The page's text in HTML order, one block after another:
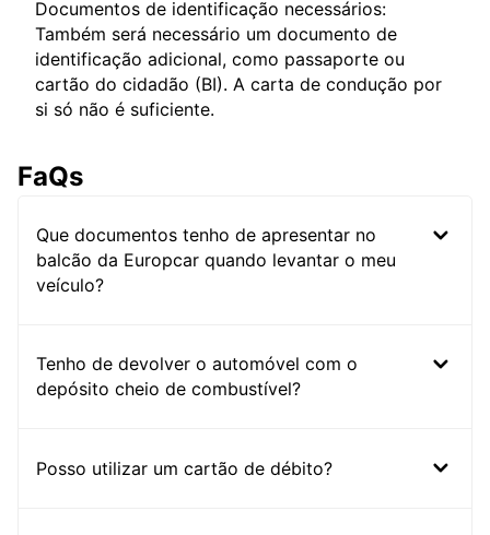
Documentos de identificação necessários:
Também será necessário um documento de
identificação adicional, como passaporte ou
cartão do cidadão (BI). A carta de condução por
si só não é suficiente.
FaQs
Que documentos tenho de apresentar no
balcão da Europcar quando levantar o meu
veículo?
Tenho de devolver o automóvel com o
depósito cheio de combustível?
Posso utilizar um cartão de débito?